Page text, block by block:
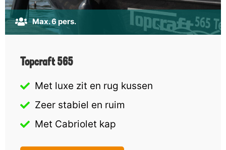
Max. 6 pers.
Topcraft 565
Met luxe zit en rug kussen
Zeer stabiel en ruim
Met Cabriolet kap